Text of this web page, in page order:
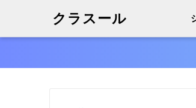
クラスール